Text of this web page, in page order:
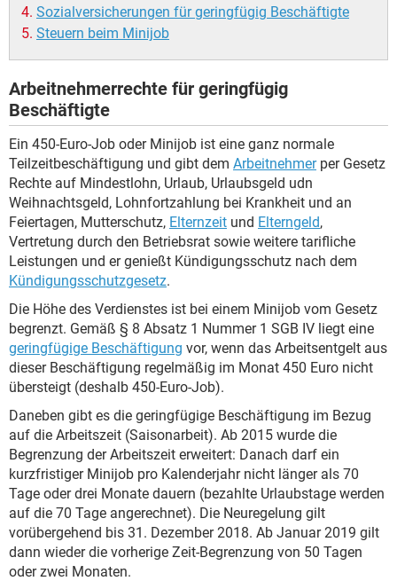
Sozialversicherungen für geringfügig Beschäftigte
Steuern beim Minijob
Arbeitnehmerrechte für geringfügig
Beschäftigte
Ein 450-Euro-Job oder Minijob ist eine ganz normale
Teilzeitbeschäftigung und gibt dem Arbeitnehmerper Gesetz
Rechte auf Mindestlohn, Urlaub, Urlaubsgeld udn
Weihnachtsgeld, Lohnfortzahlung bei Krankheit und an
Feiertagen, Mutterschutz, Elternzeit und Elterngeld,
Vertretung durch den Betriebsrat sowie weitere tarifliche
Leistungen und er genießt Kündigungsschutz nach dem
Kündigungsschutzgesetz.
Die Höhe des Verdienstes ist bei einem Minijob vom Gesetz
begrenzt. Gemäß § 8 Absatz 1 Nummer 1 SGB IV liegt eine
geringfügige Beschäftigung vor, wenn das Arbeitsentgelt aus
dieser Beschäftigung regelmäßig im Monat 450 Euro nicht
übersteigt (deshalb 450-Euro-Job).
Daneben gibt es die geringfügige Beschäftigung im Bezug
auf die Arbeitszeit (Saisonarbeit). Ab 2015 wurde die
Begrenzung der Arbeitszeit erweitert: Danach darf ein
kurzfristiger Minijob pro Kalenderjahr nicht länger als 70
Tage oder drei Monate dauern (bezahlte Urlaubstage werden
auf die 70 Tage angerechnet). Die Neuregelung gilt
vorübergehend bis 31. Dezember 2018. Ab Januar 2019 gilt
dann wieder die vorherige Zeit-Begrenzung von 50 Tagen
oder zwei Monaten.